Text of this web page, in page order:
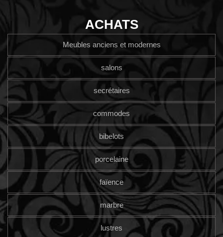
ACHATS
Meubles anciens et modernes
salons
secrétaires
commodes
bibelots
porcelaine
faïence
marbre
lustres